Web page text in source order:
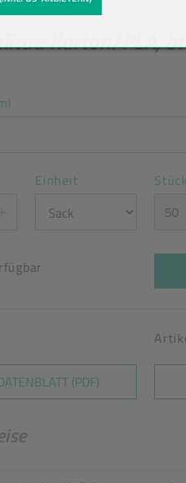
Karton/PLA,
Einheit Stück
(PDF)